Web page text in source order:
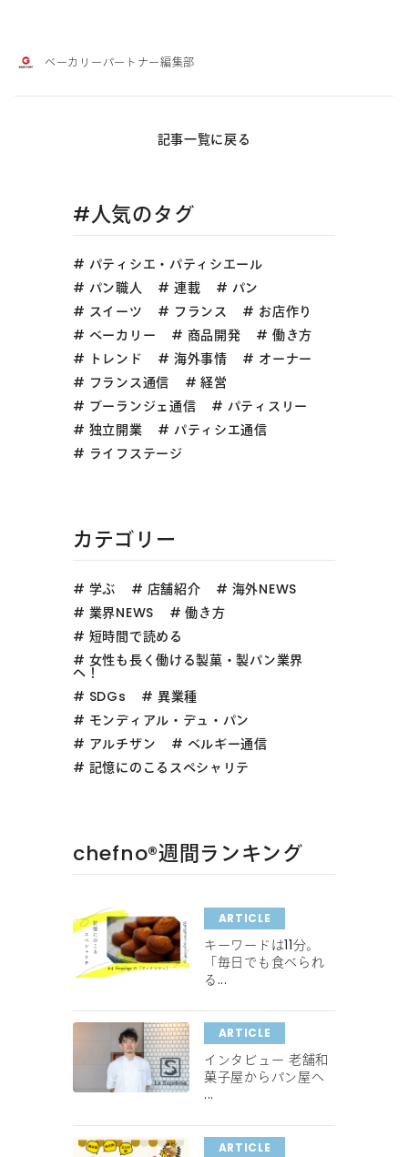
ベーカリーパートナー編集部
記事一覧に戻る
#人気のタグ
パティシエ・パティシエール
パン職人
連載
パン
スイーツ
フランス
お店作り
ベーカリー
商品開発
働き方
トレンド
海外事情
オーナー
フランス通信
経営
ブーランジェ通信
パティスリー
独立開業
パティシエ通信
ライフステージ
カテゴリー
学ぶ 店舗紹介
海外NEWS
業界NEWS
働き方
短時間で読める
女性も長く働ける製菓・製パン業界
へ！
SDGs
異業種
モンディアル・デュ・パン
アルチザン
ベルギー通信
記憶にのこるスペシャリテ
chefno®︎週間ランキング
ARTICLE
キーワードは11分。
「毎日でも食べられ
る...
ARTICLE
インタビュー 老舗和
菓子屋からパン屋へ
...
ARTICLE